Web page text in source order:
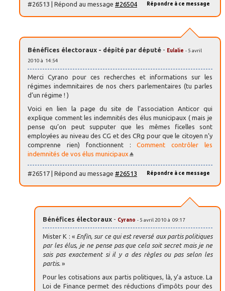
Répondre à ce message
#26513 | Répond au message #26504
Bénéfices électoraux - dépité par député - Eulalie - 5 avril
2010 à 14:54
Merci Cyrano pour ces recherches et informations sur les
régimes indemnitaires de nos chers parlementaires (tu parles
d’un régime ! )
Voici en lien la page du site de l’association Anticor qui
explique comment les indemnités des élus municipaux ( mais je
pense qu’on peut supputer que les mêmes ficelles sont
employées au niveau des CG et des CRg pour que le citoyen n’y
comprenne rien) fonctionnent :Comment contrôler les
indemnités de vos élus municipaux
Répondre à ce message
#26517 | Répond au message #26513
Bénéfices électoraux - Cyrano - 5 avril 2010 à 09:17
Mister K : « Enfin, sur ce qui est reversé aux partis politiques
par les élus, je ne pense pas que cela soit secret mais je ne
sais pas exactement si il y a des règles ou pas selon les
partis. »
Pour les cotisations aux partis politiques, là, y’a astuce. La
Loi de Finance permet des réductions d’impôts pour des